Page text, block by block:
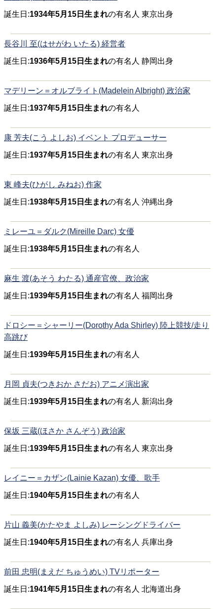
誕生日:1934年5月15日生まれの有名人 東京出身
長谷川 至(はせがわ いたる) 経営者
誕生日:1936年5月15日生まれの有名人 静岡出身
マデリーン＝オルブライト(Madelein Albright) 政治家
誕生日:1937年5月15日生まれの有名人
康 芳夫(こう よしお) イベント プロデューサー
誕生日:1937年5月15日生まれの有名人 東京出身
東 峰夫(ひがし みねお) 作家
誕生日:1938年5月15日生まれの有名人 沖縄出身
ミレーユ＝ダルク(Mireille Darc) 女優
誕生日:1938年5月15日生まれの有名人
麻生 渡(あそう わたる) 通産官僚、政治家
誕生日:1939年5月15日生まれの有名人 福岡出身
ドロシー＝シャーリー(Dorothy Ada Shirley) 陸上競技/走り
高跳び
誕生日:1939年5月15日生まれの有名人
月岡 貞夫(つきおか さだお) アニメ演出家
誕生日:1939年5月15日生まれの有名人 新潟出身
保坂 三蔵(ほさか さんぞう) 政治家
誕生日:1939年5月15日生まれの有名人 東京出身
レイニー＝カザン(Lainie Kazan) 女優、歌手
誕生日:1940年5月15日生まれの有名人
片山 義美(かたやま よしみ) レーシングドライバー
誕生日:1940年5月15日生まれの有名人 兵庫出身
前田 忠明(まえだ ちゅうめい) TVリポーター
誕生日:1941年5月15日生まれの有名人 北海道出身